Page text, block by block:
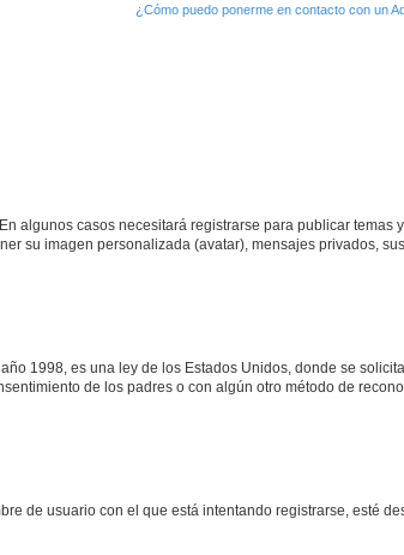
¿Cómo puedo ponerme en contacto con un
algunos casos necesitará registrarse para publicar
su imagen personalizada (avatar), mensajes privados,
1998, es una ley de los Estados Unidos, donde se
de los padres o con algún otro método de
de usuario con el que está intentando registrarse, esté